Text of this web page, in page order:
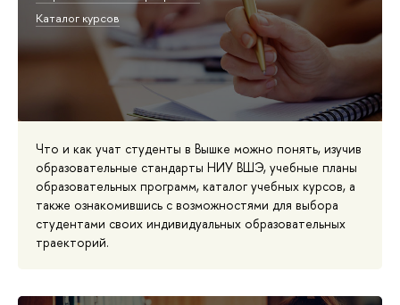
Каталог курсов
Что и как учат студенты в Вышке можно понять, изучив
образовательные стандарты НИУ ВШЭ, учебные планы
образовательных программ, каталог учебных курсов, а
также ознакомившись с возможностями для выбора
студентами своих индивидуальных образовательных
траекторий.